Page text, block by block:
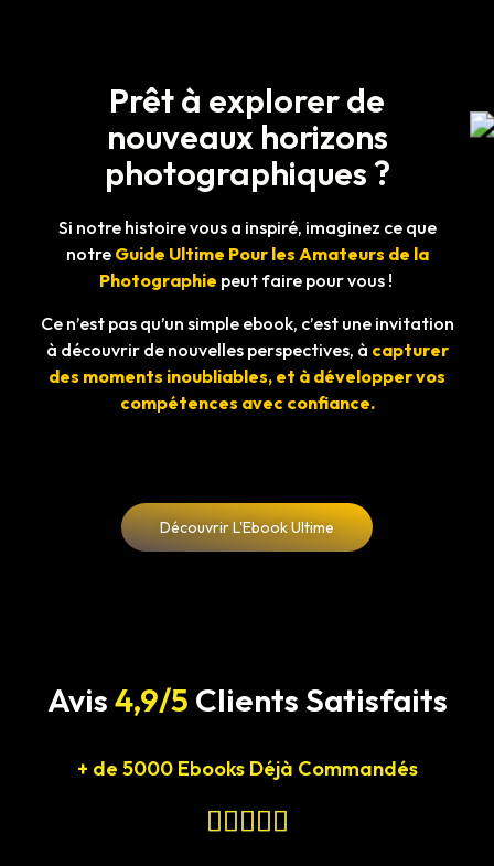
Prêt à explorer de
nouveaux horizons
photographiques ?
Si notre histoire vous a inspiré, imaginez ce que
notre Guide Ultime Pour les Amateurs de la
Photographie peut faire pour vous !
Ce n’est pas qu’un simple ebook, c’est une invitation
à découvrir de nouvelles perspectives, à capturer
des moments inoubliables, et à développer vos
compétences avec confiance.
Découvrir L'Ebook Ultime
Avis4,9/5 Clients Satisfaits
+ de 5000 Ebooks Déjà Commandés
    